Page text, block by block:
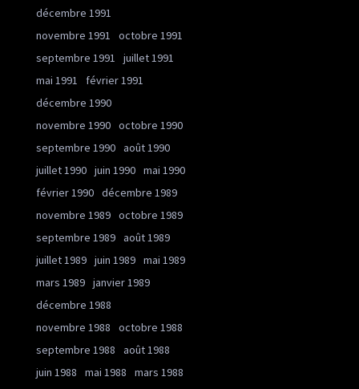
décembre 1991
novembre 1991
octobre 1991
septembre 1991
juillet 1991
mai 1991
février 1991
décembre 1990
novembre 1990 octobre 1990
septembre 1990 août 1990
juillet 1990 juin 1990 mai 1990
février 1990 décembre 1989
novembre 1989 octobre 1989
septembre 1989 août 1989
juillet 1989 juin 1989 mai 1989
mars 1989 janvier 1989
décembre 1988
novembre 1988
octobre 1988
septembre 1988
août 1988
juin 1988
mai 1988
mars 1988